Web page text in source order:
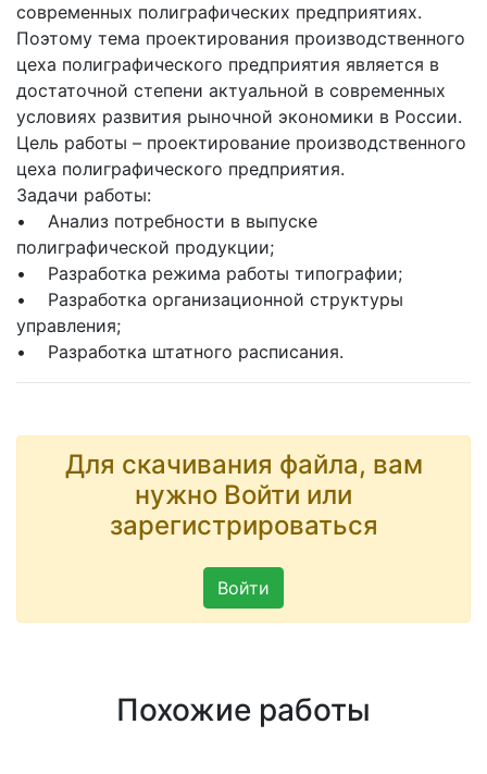
современных полиграфических предприятиях.
Поэтому тема проектирования производственного
цеха полиграфического предприятия является в
достаточной степени актуальной в современных
условиях развития рыночной экономики в России.
Цель работы – проектирование производственного
цеха полиграфического предприятия.
Задачи работы:
• Анализ потребности в выпуске
полиграфической продукции;
• Разработка режима работы типографии;
• Разработка организационной структуры
управления;
• Разработка штатного расписания.
Для скачивания файла, вам
нужно Войти или
зарегистрироваться
Войти
Похожие работы